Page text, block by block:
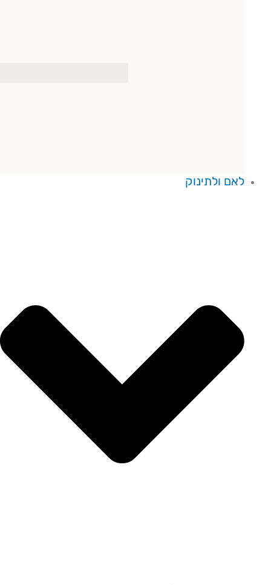
לאם ולתינוק